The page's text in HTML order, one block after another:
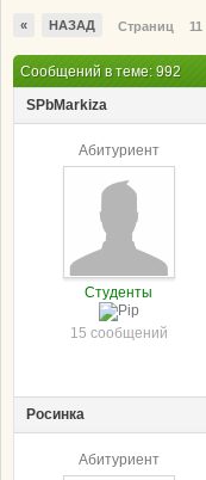
« НАЗАД Страниц 11
Сообщений в теме: 992
SPbMarkiza
Абитуриент
Студенты
15 сообщений
Росинка
Абитуриент